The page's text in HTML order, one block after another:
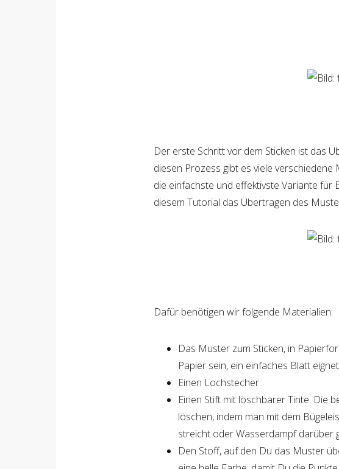
Der erste Schritt vor dem Sticken ist das
diesen Prozess gibt es viele
die einfachste und effektivste Variante für
diesem Tutorial das Übertragen des
Dafür benötigen wir folgende Materialien:
Das Muster zum Sticken, in
Papier sein, ein einfaches Blatt
Einen Lochstecher.
Einen Stift mit löschbarer Tinte. Die
löschen, indem man mit dem
streicht oder Wasserdampf darüber
Den Stoff, auf den Du das Muster